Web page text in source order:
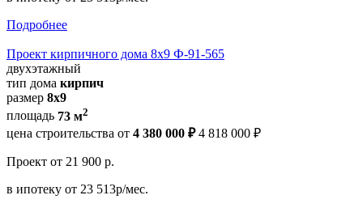
Подробнее
Проект кирпичного дома 8х9 Ф-91-565
двухэтажный
тип дома кирпич
размер 8х9
площадь 73 м2
цена строительства от 4 380 000 ₽ 4 818 000 ₽
Проект от 21 900 р.
в ипотеку от 23 513р/мес.